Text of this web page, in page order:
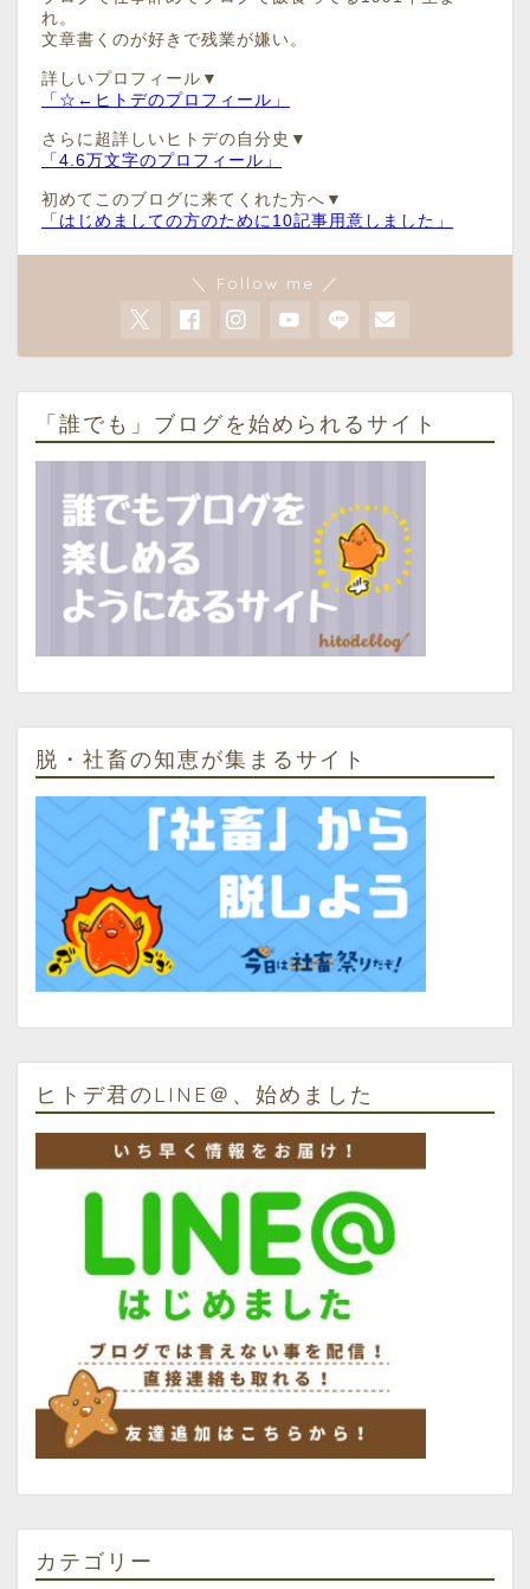
れ。
文章書くのが好きで残業が嫌い。
詳しいプロフィール▼
「☆←ヒトデのプロフィール」
さらに超詳しいヒトデの自分史▼
「4.6万文字のプロフィール」
初めてこのブログに来てくれた方へ▼
「はじめましての方のために10記事用意しました」
＼ Follow me ／
「誰でも」ブログを始められるサイト
脱・社畜の知恵が集まるサイト
ヒトデ君のLINE＠、始めました
カテゴリー